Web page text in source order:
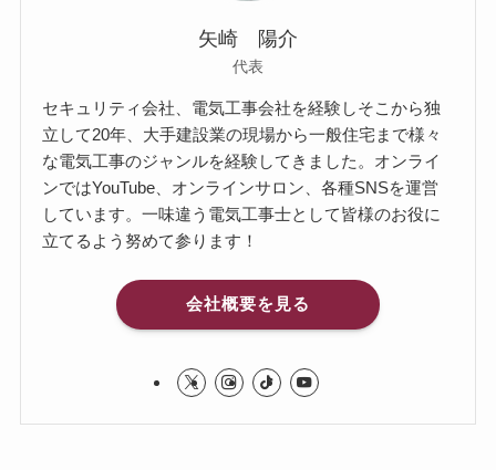
矢崎 陽介
代表
セキュリティ会社、電気工事会社を経験しそこから独
立して20年、大手建設業の現場から一般住宅まで様々
な電気工事のジャンルを経験してきました。オンライ
ンではYouTube、オンラインサロン、各種SNSを運営
しています。一味違う電気工事士として皆様のお役に
立てるよう努めて参ります！
会社概要を見る